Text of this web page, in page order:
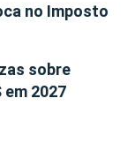
no Imposto
sobre
2027